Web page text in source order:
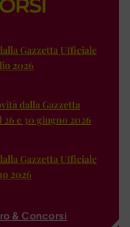
Gazzetta Ufficiale
2026
dalla Gazzetta
e 30 giugno 2026
Gazzetta Ufficiale
2026
& Concorsi